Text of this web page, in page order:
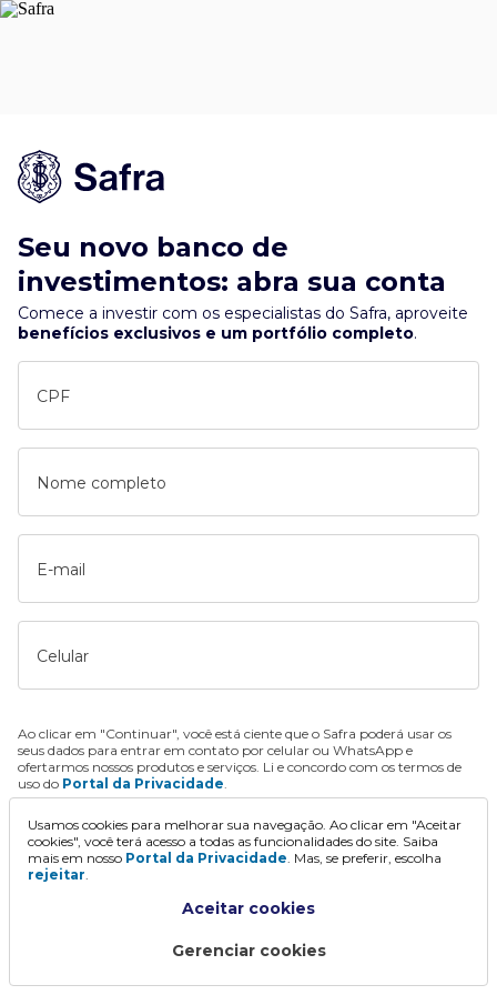
Seu novo banco de
investimentos: abra sua conta
Comece a investir com os especialistas do Safra, aproveite
benefícios exclusivos e um portfólio completo.
CPF
Nome completo
E-mail
Celular
Ao clicar em "Continuar", você está ciente que o Safra poderá usar os
seus dados para entrar em contato por celular ou WhatsApp e
ofertarmos nossos produtos e serviços. Li e concordo com os termos de
uso do Portal da Privacidade.
Continuar
Usamos cookies para melhorar sua navegação. Ao clicar em "Aceitar
cookies", você terá acesso a todas as funcionalidades do site. Saiba
mais em nosso Portal da Privacidade. Mas, se preferir, escolha
rejeitar.
Aceitar cookies
Gerenciar cookies